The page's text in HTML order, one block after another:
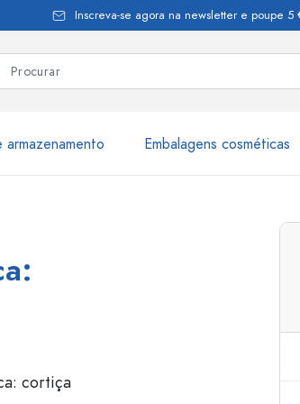
Inscreva-se agora na newsletter e poupe 5
Embalagens cosméticas
Frascos de pulverização